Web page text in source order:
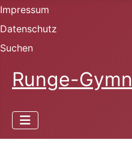
Impressum
Datenschutz
Suchen
Runge-